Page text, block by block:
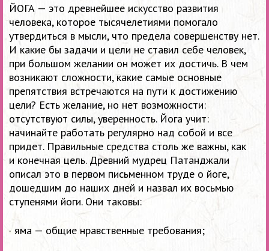
ЙОГА — это древнейшее искусство развития
человека, которое тысячелетиями помогало
утвердиться в мысли, что предела совершенству нет.
И какие бы задачи и цели не ставил себе человек,
при большом желании он может их достичь. В чем
возникают сложности, какие самые основные
препятствия встречаются на пути к достижению
цели? Есть желание, но нет возможности:
отсутствуют силы, уверенность. Йога учит:
начинайте работать регулярно над собой и все
придет. Правильные средства столь же важны, как
и конечная цель. Древний мудрец Патанджали
описал это в первом письменном труде о йоге,
дошедшим до наших дней и назвал их восьмью
ступенями йоги. Они таковы:
· яма — общие нравственные требования;